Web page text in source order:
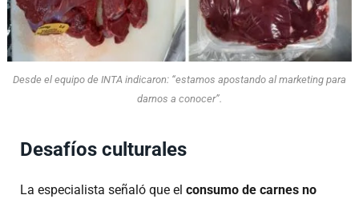
Desde el equipo de INTA indicaron: “estamos apostando al marketing para
darnos a conocer”.
Desafíos culturales
La especialista señaló que el consumo de carnes no